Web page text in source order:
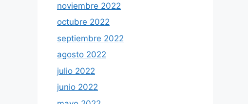
noviembre 2022
octubre 2022
septiembre 2022
agosto 2022
julio 2022
junio 2022